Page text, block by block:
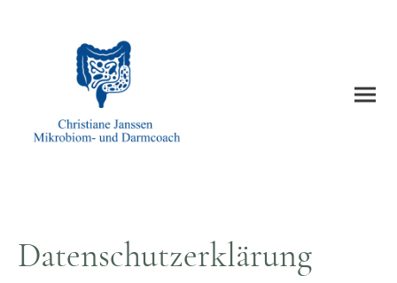
Datenschutzerklärung